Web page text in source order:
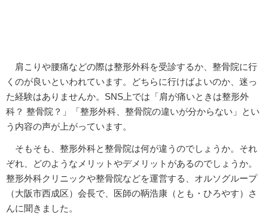
肩こりや腰痛などの際は整形外科を受診するか、整骨院に行
くのが良いといわれています。どちらに行けばよいのか、迷っ
た経験はありませんか。SNS上では「肩が痛いときは整形外
科？ 整骨院？」「整形外科、整骨院の違いが分からない」とい
う内容の声が上がっています。
そもそも、整形外科と整骨院は何が違うのでしょうか。それ
ぞれ、どのようなメリットやデメリットがあるのでしょうか。
整形外科クリニックや整骨院などを運営する、オルソグループ
（大阪市西成区）会長で、医師の鞆浩康（とも・ひろやす）さ
んに聞きました。